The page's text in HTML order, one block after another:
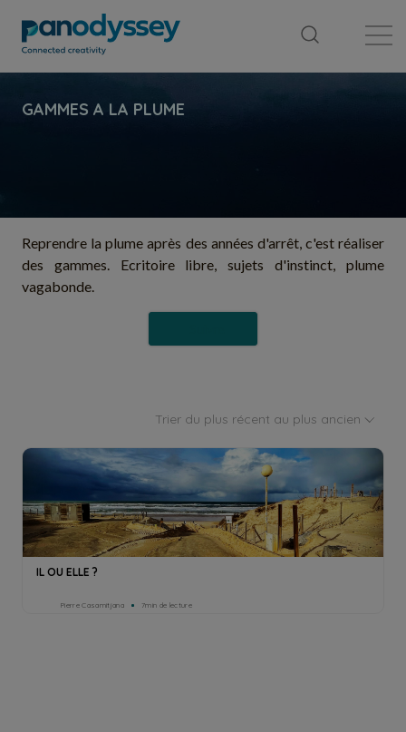
Reprendre la plume après des années d'arrêt, c'est réaliser
des gammes. Ecritoire libre, sujets d'instinct, plume
vagabonde.
Trier du plus récent au plus ancien
IL OU ELLE ?
Pierre Casamitjana 7min de lecture